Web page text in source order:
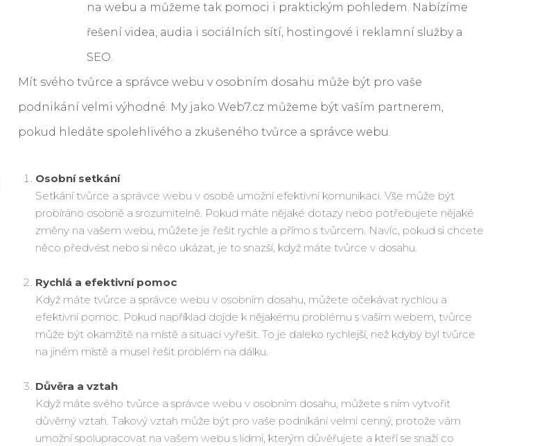
na webu a můžeme tak pomoci i praktickým pohledem. Nabízíme
řešení videa, audia i sociálních sítí, hostingové i reklamní služby a
SEO.
Mít svého tvůrce a správce webu v osobním dosahu může být pro vaše
podnikání velmi výhodné. My jako Web7.cz můžeme být vaším partnerem,
pokud hledáte spolehlivého a zkušeného tvůrce a správce webu.
Osobní setkání
Setkání tvůrce a správce webu v osobě umožní efektivní komunikaci. Vše může být
probíráno osobně a srozumitelně. Pokud máte nějaké dotazy nebo potřebujete nějaké
změny na vašem webu, můžete je řešit rychle a přímo s tvůrcem. Navíc, pokud si chcete
něco předvést nebo si něco ukázat, je to snazší, když máte tvůrce v dosahu.
Rychlá a efektivní pomoc
Když máte tvůrce a správce webu v osobním dosahu, můžete očekávat rychlou a
efektivní pomoc. Pokud například dojde k nějakému problému s vaším webem, tvůrce
může být okamžitě na místě a situaci vyřešit. To je daleko rychlejší, než kdyby byl tvůrce
na jiném místě a musel řešit problém na dálku.
Důvěra a vztah
Když máte svého tvůrce a správce webu v osobním dosahu, můžete s ním vytvořit
důvěrný vztah. Takový vztah může být pro vaše podnikání velmi cenný, protože vám
umožní spolupracovat na vašem webu s lidmi, kterým důvěřujete a kteří se snaží co